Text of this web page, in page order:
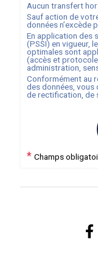
Aucun transfert
Sauf action de
données n’excède
En application des
(PSSI) en vigueur,
optimales sont
(accès et
administration,
Conformément au
des données, vous
de rectification, de
* Champs